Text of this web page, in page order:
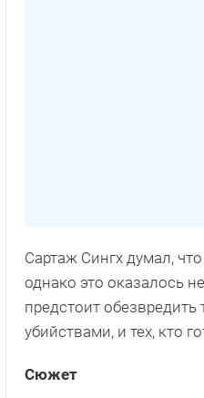
Сартаж Сингх думал,
однако это оказалось
предстоит обезвредить
убийствами, и тех, кто
Сюжет